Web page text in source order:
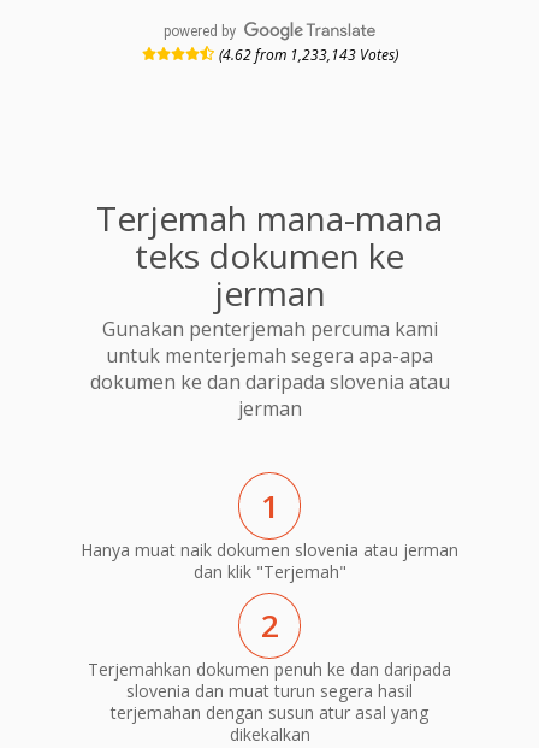
powered by
(4.62 from 1,233,143 Votes)
Terjemah mana-mana
teks dokumen ke
jerman
Gunakan penterjemah percuma kami
untuk menterjemah segera apa-apa
dokumen ke dan daripada slovenia atau
jerman
1
Hanya muat naik dokumen slovenia atau jerman
dan klik "Terjemah"
2
Terjemahkan dokumen penuh ke dan daripada
slovenia dan muat turun segera hasil
terjemahan dengan susun atur asal yang
dikekalkan